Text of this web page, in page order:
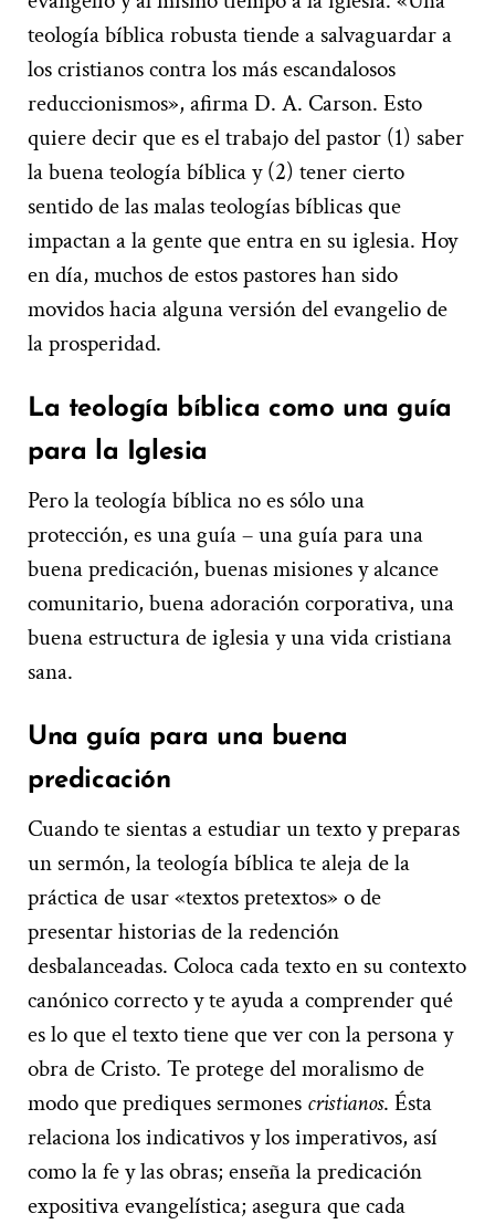
teología bíblica robusta tiende a salvaguardar a
los cristianos contra los más escandalosos
reduccionismos», afirma D. A. Carson. Esto
quiere decir que es el trabajo del pastor (1) saber
la buena teología bíblica y (2) tener cierto
sentido de las malas teologías bíblicas que
impactan a la gente que entra en su iglesia. Hoy
en día, muchos de estos pastores han sido
movidos hacia alguna versión del evangelio de
la prosperidad.
La teología bíblica como una guía
para la Iglesia
Pero la teología bíblica no es sólo una
protección, es una guía – una guía para una
buena predicación, buenas misiones y alcance
comunitario, buena adoración corporativa, una
buena estructura de iglesia y una vida cristiana
sana.
Una guía para una buena
predicación
Cuando te sientas a estudiar un texto y preparas
un sermón, la teología bíblica te aleja de la
práctica de usar «textos pretextos» o de
presentar historias de la redención
desbalanceadas. Coloca cada texto en su contexto
canónico correcto y te ayuda a comprender qué
es lo que el texto tiene que ver con la persona y
obra de Cristo. Te protege del moralismo de
modo que prediques sermones cristianos. Ésta
relaciona los indicativos y los imperativos, así
como la fe y las obras; enseña la predicación
expositiva evangelística; asegura que cada